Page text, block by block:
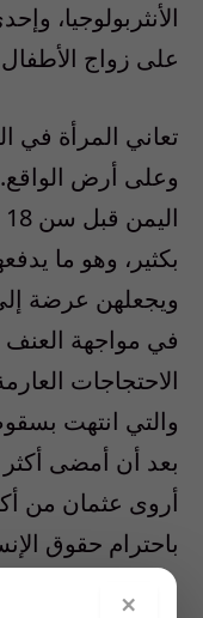
الأنثربولوجيا،
على زواج
تعاني المرأة في
وعلى أرض
بكثير، وهو ما
ويجعلهن عرضة إلى
في مواجهة العنف
والتي انتهت
أروى عثمان من
باحترام حقوق
×